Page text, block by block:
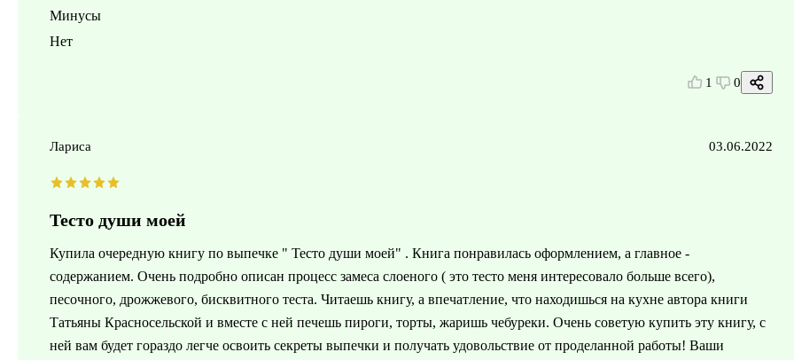
Минусы
Нет
1 0
Лариса 03.06.2022
Тесто души моей
Купила очередную книгу по выпечке " Тесто души моей" . Книга понравилась оформлением, а главное -
содержанием. Очень подробно описан процесс замеса слоеного ( это тесто меня интересовало больше всего),
песочного, дрожжевого, бисквитного теста. Читаешь книгу, а впечатление, что находишься на кухне автора книги
Татьяны Красносельской и вместе с ней печешь пироги, торты, жаришь чебуреки. Очень советую купить эту книгу, с
ней вам будет гораздо легче освоить секреты выпечки и получать удовольствие от проделанной работы! Ваши